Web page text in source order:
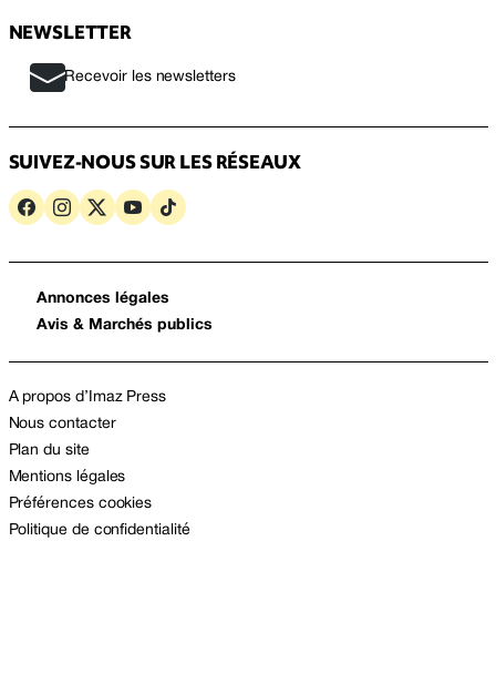
NEWSLETTER
Recevoir les newsletters
SUIVEZ-NOUS SUR LES RÉSEAUX
Annonces légales
Avis & Marchés publics
A propos d’Imaz Press
Nous contacter
Plan du site
Mentions légales
Préférences cookies
Politique de confidentialité